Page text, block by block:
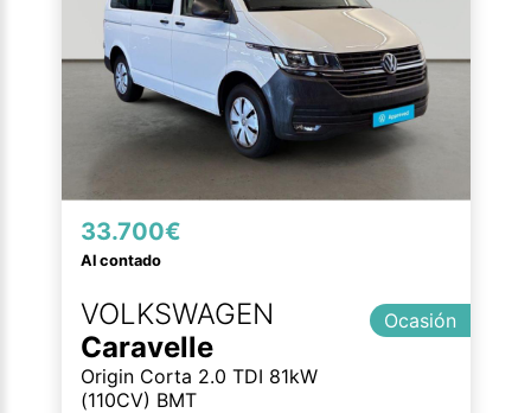
33.700€
Al contado
VOLKSWAGEN
Caravelle
Origin Corta 2.0 TDI 81kW
(110CV) BMT
Ocasión